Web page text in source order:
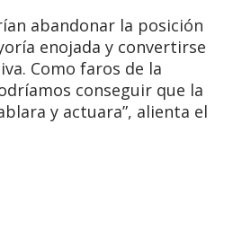
abandonar la posición
enojada y convertirse
Como faros de la
conseguir que la
y actuara”, alienta el